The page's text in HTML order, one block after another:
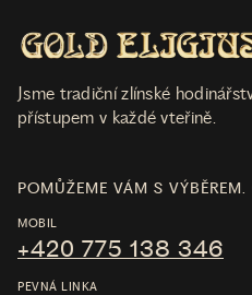
Jsme tradiční zlínské
přístupem v každé vteřině.
POMŮŽEME VÁM S VÝBĚREM.
MOBIL
+420 775 138 346
PEVNÁ LINKA